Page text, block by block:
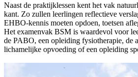
Naast de praktijklessen kent het vak
kant. Zo zullen leerlingen reflectieve
EHBO-kennis moeten opdoen, toetsen
Het examenvak BSM is waardevol voor
de PABO, een opleiding fysiotherapie, de
lichamelijke opvoeding of een opleiding